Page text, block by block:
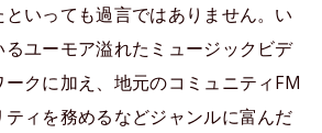
いっても過言ではありません。い
ユーモア溢れたミュージックビデ
クに加え、地元のコミュニティFM
ィを務めるなどジャンルに富んだ